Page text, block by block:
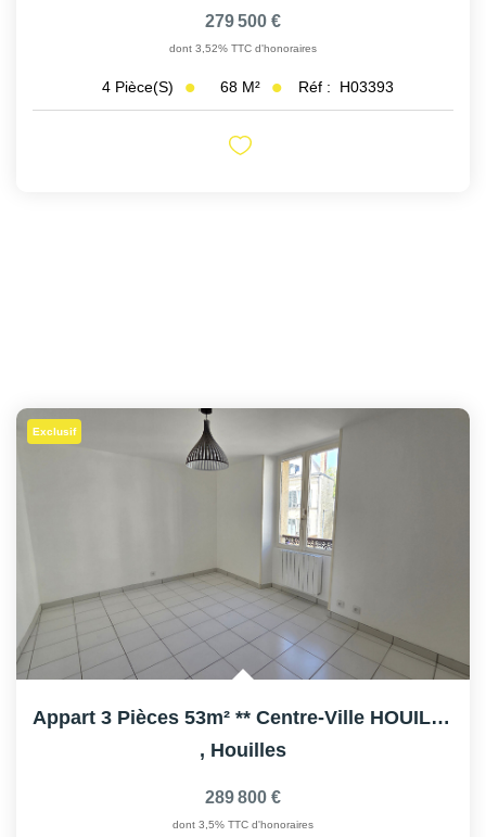
279 500 €
dont 3,52% TTC d'honoraires
4 Pièce(s) 68 M² Réf : H03393
Exclusif
Appart 3 Pièces 53m² ** Centre-Ville HOUILLES
, Houilles
289 800 €
dont 3,5% TTC d'honoraires